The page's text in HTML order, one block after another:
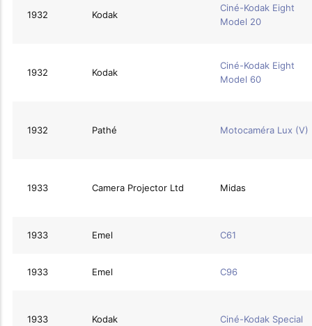
1932 Kodak
Ciné-Kodak Eight
Model 20
1932 Kodak
Ciné-Kodak Eight
Model 60
1932 Pathé Motocaméra Lux (V)
1933 Camera Projector Ltd Midas
1933 Emel C61
1933 Emel C96
1933 Kodak Ciné-Kodak Special